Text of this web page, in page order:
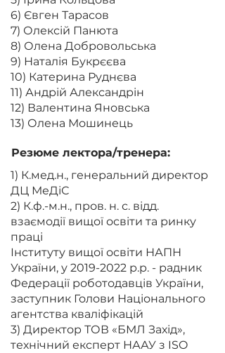
6) Євген Тарасов
7) Олексій Панюта
8) Олена Добровольська
9) Наталія Букрєєва
10) Катерина Руднєва
11) Андрій Александрін
12) Валентина Яновська
13) Олена Мошинець
Резюме лектора/тренера:
1) К.мед.н., генеральний директор
ДЦ МеДіС
2) К.ф.-м.н., пров. н. с. відд.
взаємодії вищої освіти та ринку
праці
Інституту вищої освіти НАПН
України, у 2019-2022 р.р. - радник
Федерації роботодавців України,
заступник Голови Національного
агентства кваліфікацій
3) Директор ТОВ «БМЛ Захід»,
технічний експерт НААУ з ISO